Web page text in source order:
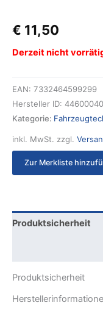
€ 11,50
Derzeit nicht
EAN: 7332464599299
Hersteller ID:
Kategorie:
inkl. MwSt. zzgl.
Zur Merkliste
Produktsicherheit
Produktsicherheit